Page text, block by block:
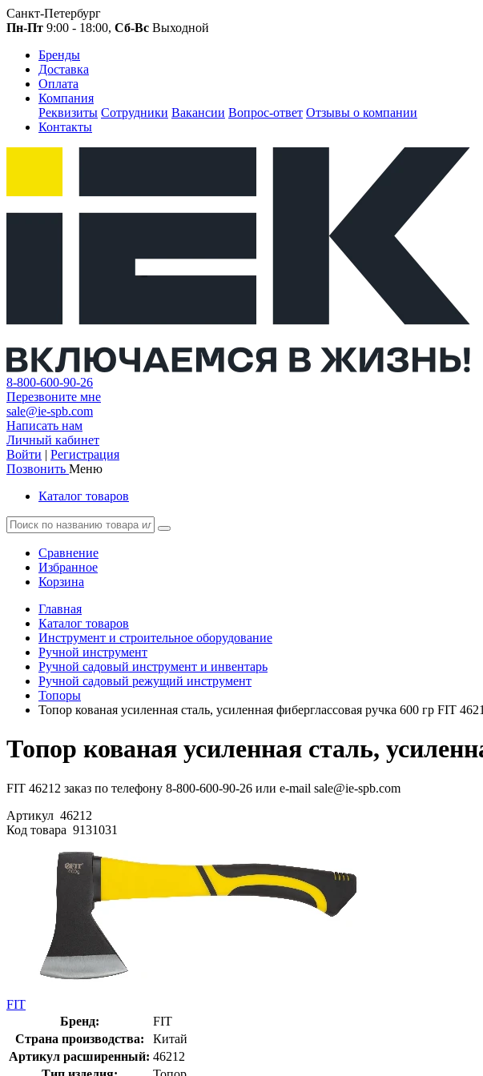
Санкт-Петербург
Пн-Пт 9:00 - 18:00, Сб-Вс Выходной
Бренды
Доставка
Оплата
Компания
Реквизиты Сотрудники Вакансии Вопрос-ответ Отзывы о компании
Контакты
8-800-600-90-26
Перезвоните мне
sale@ie-spb.com
Написать нам
Личный кабинет
Войти | Регистрация
Позвонить Меню
Каталог товаров
Сравнение
Избранное
Корзина
Главная
Каталог товаров
Инструмент и строительное оборудование
Ручной инструмент
Ручной садовый инструмент и инвентарь
Ручной садовый режущий инструмент
Топоры
Топор кованая усиленная сталь, усиленная фиберглассовая ручка 600 гр FIT
Топор кованая усиленная сталь,
FIT 46212 заказ по телефону 8-800-600-90-26 или e-mail sale@ie-spb.com
Артикул 46212
Код товара 9131031
FIT
Бренд:
FIT
Страна производства:
Китай
Артикул расширенный: 46212